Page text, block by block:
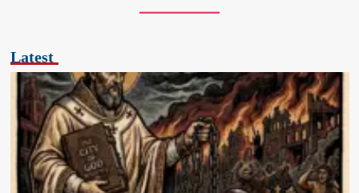
Latest